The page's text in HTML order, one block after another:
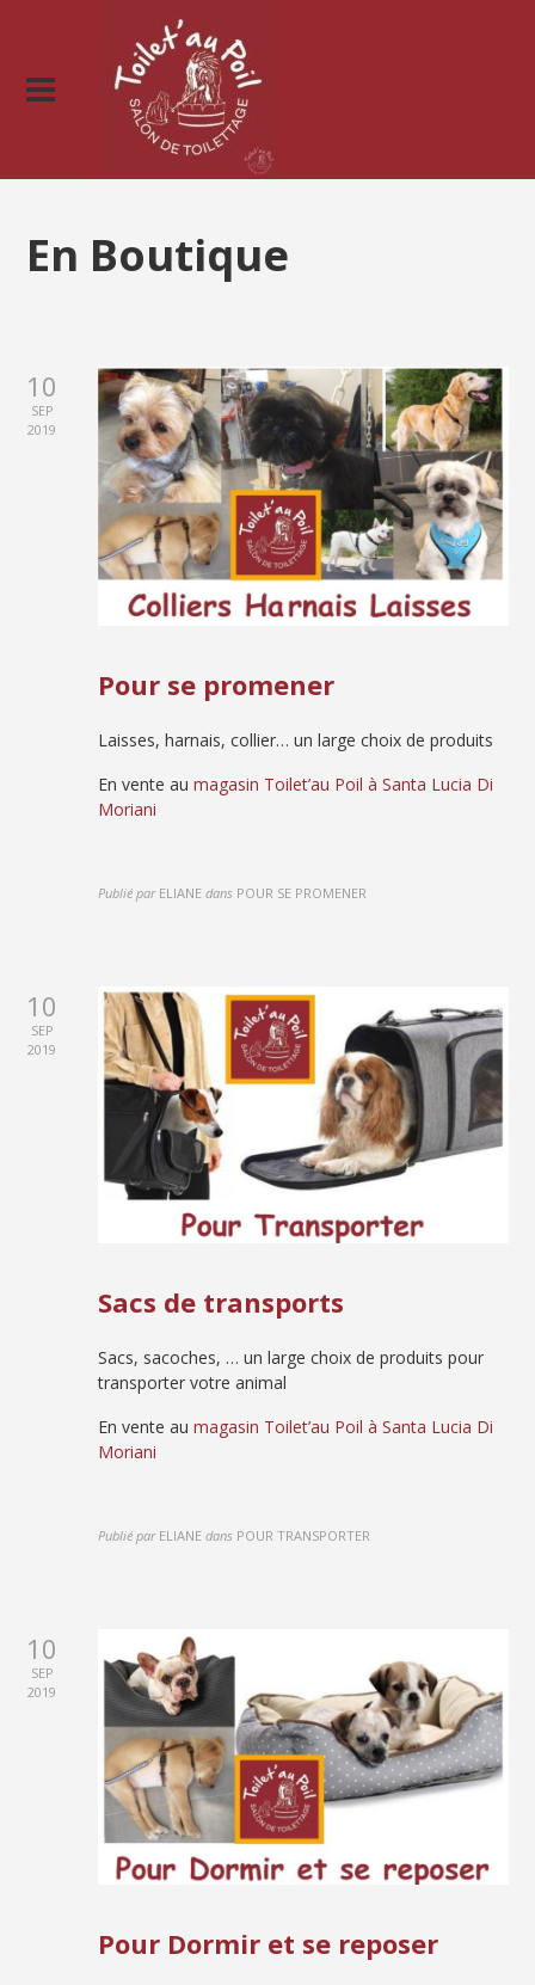
En Boutique
10
SEP
2019
Pour se promener
Laisses, harnais, collier… un large choix de produits
En vente aumagasin Toilet’au Poil à Santa Lucia Di
Moriani
Publié par ELIANE dans POUR SE PROMENER
10
SEP
2019
Sacs de transports
Sacs, sacoches, … un large choix de produits pour
transporter votre animal
En vente aumagasin Toilet’au Poil à Santa Lucia Di
Moriani
Publié par ELIANE dans POUR TRANSPORTER
10
SEP
2019
Pour Dormir et se reposer